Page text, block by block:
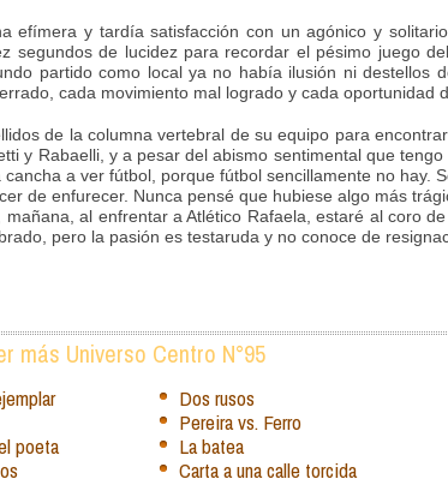
efímera y tardía satisfacción con un agónico y
segundos de lucidez para recordar el pésimo juego
partido como local ya no había ilusión ni destellos
cada movimiento mal logrado y cada oportunidad
de la columna vertebral de su equipo para
y Rabaelli, y a pesar del abismo sentimental que
a ver fútbol, porque fútbol sencillamente no hay.
de enfurecer. Nunca pensé que hubiese algo más
al enfrentar a Atlético Rafaela, estaré al coro
pero la pasión es testaruda y no conoce de
más Universo Centro N°95
poeta
Dos rusos
Pereira vs. Ferro
La batea
Carta a una calle torcida